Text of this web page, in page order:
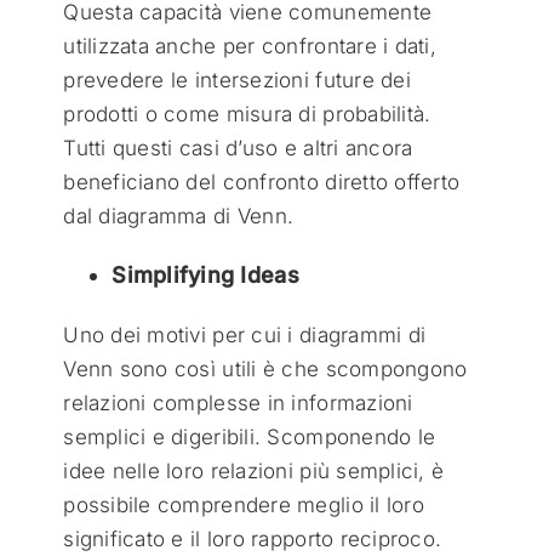
Questa capacità viene comunemente
utilizzata anche per confrontare i dati,
prevedere le intersezioni future dei
prodotti o come misura di probabilità.
Tutti questi casi d’uso e altri ancora
beneficiano del confronto diretto offerto
dal diagramma di Venn.
Simplifying Ideas
Uno dei motivi per cui i diagrammi di
Venn sono così utili è che scompongono
relazioni complesse in informazioni
semplici e digeribili. Scomponendo le
idee nelle loro relazioni più semplici, è
possibile comprendere meglio il loro
significato e il loro rapporto reciproco.